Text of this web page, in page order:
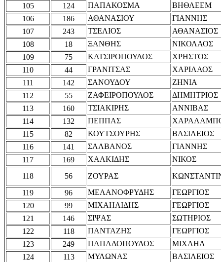
105
124 ΠΑΠΑΚΟΣΜΑ
ΒΗΘΛΕΕΜ
106
186 ΑΘΑΝΑΣΙΟΥ
ΓΙΑΝΝΗΣ
107
243 ΤΣΕΛΙΟΣ
ΑΘΑΝΑΣΙΟΣ
108
18 ΞΑΝΘΗΣ
ΝΙΚΟΛΑΟΣ
109
75 ΚΑΤΣΙΡΟΠΟΥΛΟΣ
ΧΡΗΣΤΟΣ
110
44 ΓΡΑΝΙΤΣΑΣ
ΧΑΡΙΛΑΟΣ
111
142 ΣΑΝΟΥΔΟΥ
ΖΗΝΙΑ
112
55 ΖΑΦΕΙΡΟΠΟΥΛΟΣ
ΔΗΜΗΤΡΙΟΣ
113
160 ΤΣΙΑΚΙΡΗΣ
ΑΝΝΙΒΑΣ
114
132 ΠΕΠΠΑΣ
115
82 ΚΟΥΤΣΟΥΡΗΣ
ΒΑΣΙΛΕΙΟΣ
116
141 ΣΑΛΒΑΝΟΣ
ΓΙΑΝΝΗΣ
117
169 ΧΑΛΚΙΔΗΣ
ΝΙΚΟΣ
118
56 ΖΟΥΡΑΣ
119
96 ΜΕΛΑΝΟΦΡΥΔΗΣ
ΓΕΩΡΓΙΟΣ
120
99 ΜΙΧΑΗΛΙΔΗΣ
ΓΕΩΡΓΙΟΣ
121
146 ΣΙΨΑΣ
ΣΩΤΗΡΙΟΣ
122
118 ΠΑΝΤΑΖΗΣ
ΓΕΩΡΓΙΟΣ
123
249 ΠΑΠΑΔΟΠΟΥΛΟΣ
ΜΙΧΑΗΛ
124
113 ΜΥΛΩΝΑΣ
ΒΑΣΙΛΕΙΟΣ